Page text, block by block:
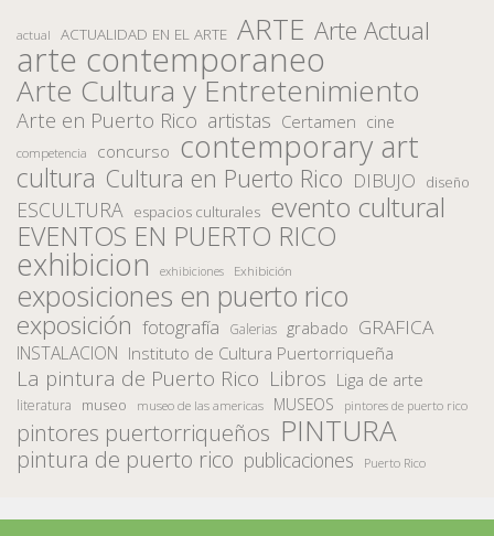
actual ACTUALIDAD EN EL ARTE ARTE Arte Actual
arte contemporaneo
Arte Cultura y Entretenimiento
Arte en Puerto Rico artistas Certamen cine
competencia concurso contemporary art
cultura Cultura en Puerto Rico DIBUJO diseño
ESCULTURA espacios culturales evento cultural
EVENTOS EN PUERTO RICO
exhibicion exhibiciones Exhibición
exposiciones en puerto rico
exposición fotografía Galerias grabado GRAFICA
INSTALACION Instituto de Cultura Puertorriqueña
La pintura de Puerto Rico Libros Liga de arte
literatura museo museo de las americas MUSEOS pintores de puerto rico
pintores puertorriqueños PINTURA
pintura de puerto rico publicaciones Puerto Rico